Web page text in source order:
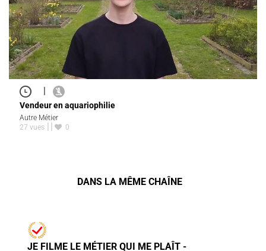
|
Vendeur en aquariophilie
Autre Métier
27 vues
0
DANS LA MÊME CHAÎNE
JE FILME LE MÉTIER QUI ME PLAÎT -